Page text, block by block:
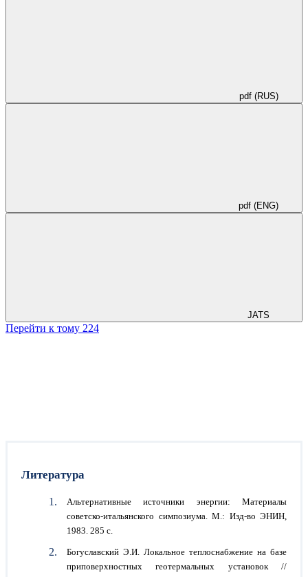
pdf (RUS)
pdf (ENG)
JATS
Перейти к тому 224
Литература
Альтернативные источники энергии: Материалы
советско-итальянского симпозиума. М.: Изд-во ЭНИН,
1983. 285 с.
Богуславский Э.И. Локальное теплоснабжение на базе
приповерхностных геотермальных установок //